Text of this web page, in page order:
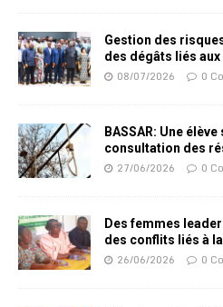
Gestion des
des dégâts liés
08/07/2026 0
BASSAR: Une
consultation des
27/06/2026 0
Des femmes
des conflits liés à
26/06/2026 0